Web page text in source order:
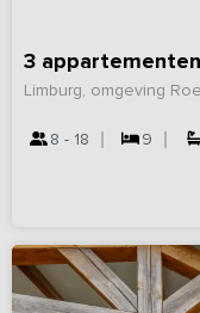
3
Limburg, omgeving
8 - 18 9